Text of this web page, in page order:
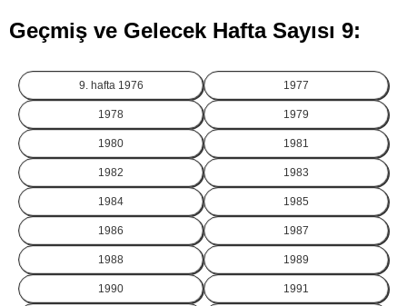
Geçmiş ve Gelecek Hafta Sayısı 9:
9. hafta 1976 1977
1978 1979
1980 1981
1982 1983
1984 1985
1986 1987
1988 1989
1990 1991